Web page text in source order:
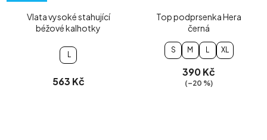
Vlata vysoké stahující
béžové kalhotky
L
563 Kč
Top podprsenka Hera
černá
S M L XL
390 Kč
(–20 %)